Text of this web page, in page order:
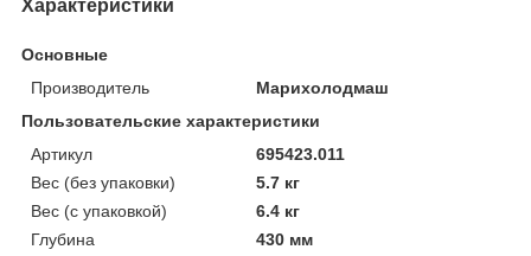
Характеристики
Основные
Производитель
Марихолодмаш
Пользовательские характеристики
Артикул
695423.011
Вес (без упаковки)
5.7 кг
Вес (с упаковкой)
6.4 кг
Глубина
430 мм